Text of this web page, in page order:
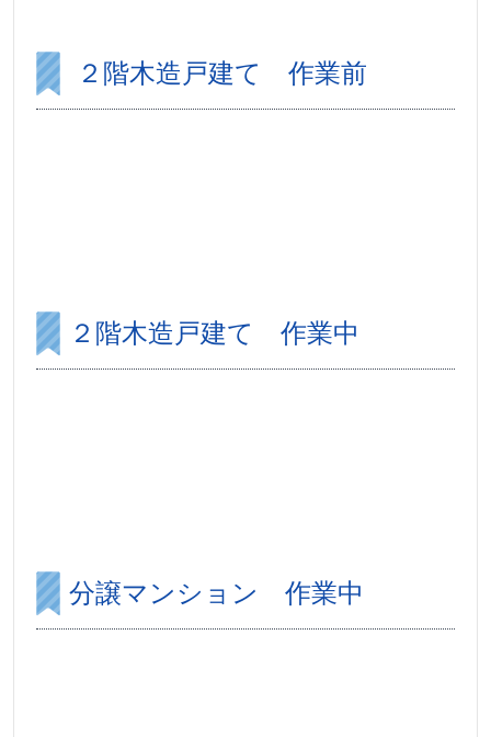
２階木造戸建て 作業前
２階木造戸建て 作業中
分譲マンション 作業中